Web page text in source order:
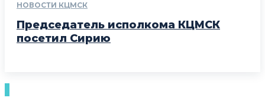
НОВОСТИ КЦМСК
Председатель исполкома КЦМСК
посетил Сирию